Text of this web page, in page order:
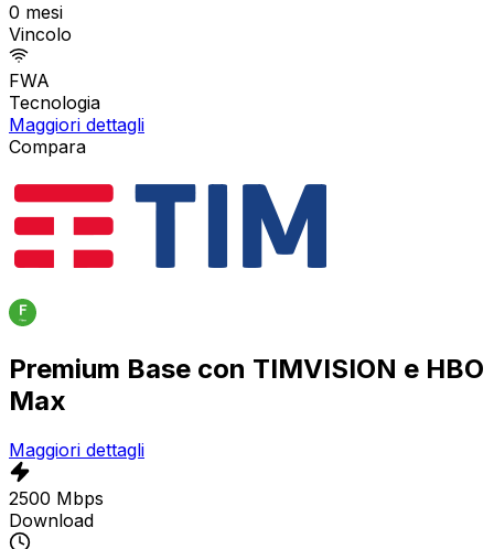
0 mesi
Vincolo
FWA
Tecnologia
Maggiori dettagli
Compara
Premium Base con TIMVISION e HBO
Max
Maggiori dettagli
2500 Mbps
Download